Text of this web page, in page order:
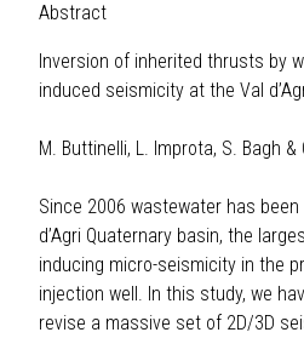
Abstract
Inversion of inherited thrusts by
induced seismicity at the Val
M. Buttinelli, L. Improta, S. Bagh &
Since 2006 wastewater has been
d’Agri Quaternary basin, the
inducing micro-seismicity in the
injection well. In this study, we
revise a massive set of 2D/3D